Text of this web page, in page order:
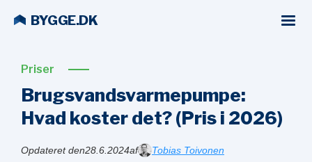
BYGGE.DK
Priser
Brugsvandsvarmepumpe:
Hvad koster det? (Pris i 2026)
Opdateret den28.6.2024af Tobias Toivonen